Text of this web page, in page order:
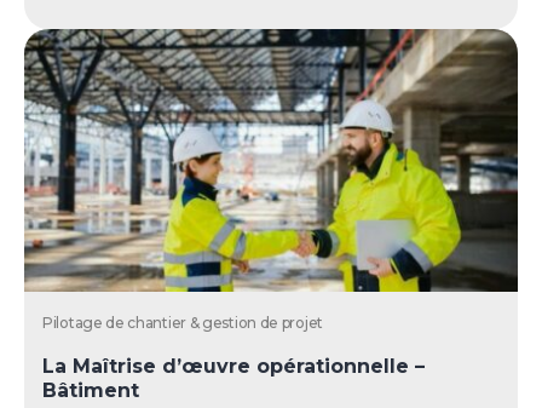
Pilotage de chantier & gestion de projet
La Maîtrise d’œuvre opérationnelle –
Bâtiment